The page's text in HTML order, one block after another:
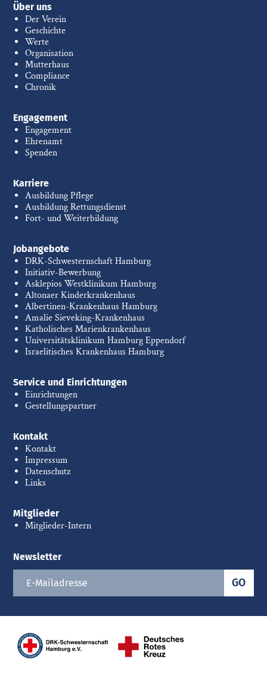
Über uns
Der Verein
Geschichte
Werte
Organisation
Mutterhaus
Compliance
Chronik
Engagement
Engagement
Ehrenamt
Spenden
Karriere
Ausbildung Pflege
Ausbildung Rettungsdienst
Fort- und Weiterbildung
Jobangebote
DRK-Schwesternschaft Hamburg
Initiativ-Bewerbung
Asklepios Westklinikum Hamburg
Altonaer Kinderkrankenhaus
Albertinen-Krankenhaus Hamburg
Amalie Sieveking-Krankenhaus
Katholisches Marienkrankenhaus
Universitätsklinikum Hamburg Eppendorf
Israelitisches Krankenhaus Hamburg
Service und Einrichtungen
Einrichtungen
Gestellungspartner
Kontakt
Kontakt
Impressum
Datenschutz
Links
Mitglieder
Mitglieder-Intern
Newsletter
GO